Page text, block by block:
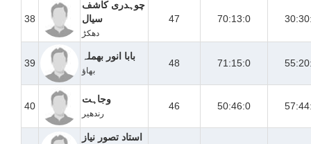
38
چوہدری کاشف
سیال
دھکڑ
47 70:13:0
39
بابا انور بھملہ
بھاؤ
48 71:15:0
40
وجاہت
رندھیر
46 50:46:0
استاد تصور نیاز